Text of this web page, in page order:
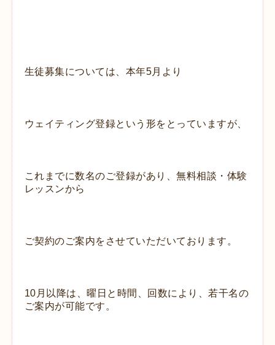
生徒募集については、本年5月より
ウェイティング登録という形をとっていますが、
これまでに数名のご登録があり、無料相談・体験
レッスンから
ご契約のご案内をさせていただいております。
10月以降は、曜日と時間、回数により、若干名の
ご案内が可能です。